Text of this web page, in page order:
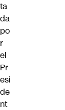
ta
da
po
r
el
Pr
esi
de
nt